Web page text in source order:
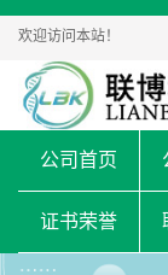
欢迎访问本站！
公司首页
证书荣誉